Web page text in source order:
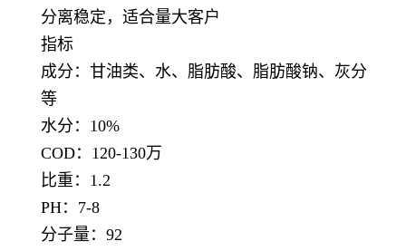
分离稳定，适合量大客户
指标
成分：甘油类、水、脂肪酸、脂肪酸钠、灰分
等
水分：10%
COD：120-130万
比重：1.2
PH：7-8
分子量：92